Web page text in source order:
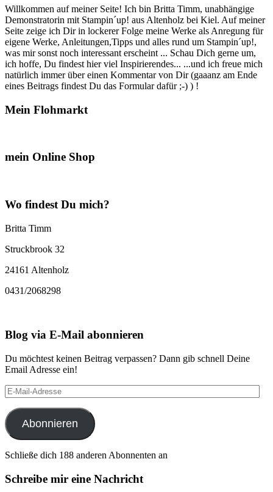
Buchform…“
Willkommen auf meiner Seite! Ich bin Britta Timm, unabhängige
Demonstratorin mit Stampin´up! aus Altenholz bei Kiel. Auf meiner
Seite zeige ich Dir in lockerer Folge meine Werke als Anregung für
eigene Werke, Anleitungen,Tipps und alles rund um Stampin´up!,
was mir sonst noch interessant erscheint ... Schau Dich gerne um,
ich hoffe, Du findest hier viel Inspirierendes... ...und ich freue mich
natürlich immer über einen Kommentar von Dir (gaaanz am Ende
eines Beitrags findest Du das Formular dafür ;-) ) !
Mein Flohmarkt
mein Online Shop
Wo findest Du mich?
Britta Timm
Struckbrook 32
24161 Altenholz
0431/2068298
Blog via E-Mail abonnieren
Du möchtest keinen Beitrag verpassen? Dann gib schnell Deine
Email Adresse ein!
E-
Mail-
Adresse
Abonnieren
Schließe dich 188 anderen Abonnenten an
Schreibe mir eine Nachricht